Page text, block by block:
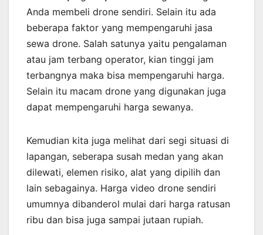
Anda membeli drone sendiri. Selain itu ada
beberapa faktor yang mempengaruhi jasa
sewa drone. Salah satunya yaitu pengalaman
atau jam terbang operator, kian tinggi jam
terbangnya maka bisa mempengaruhi harga.
Selain itu macam drone yang digunakan juga
dapat mempengaruhi harga sewanya.
Kemudian kita juga melihat dari segi situasi di
lapangan, seberapa susah medan yang akan
dilewati, elemen risiko, alat yang dipilih dan
lain sebagainya. Harga video drone sendiri
umumnya dibanderol mulai dari harga ratusan
ribu dan bisa juga sampai jutaan rupiah.